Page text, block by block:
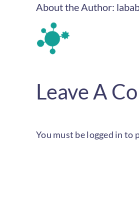
About the Author:
Leave A
You must belogged in to